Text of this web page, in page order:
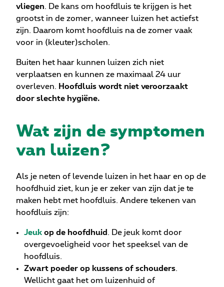
vliegen. De kans om hoofdluis te krijgen is het
grootst in de zomer, wanneer luizen het actiefst
zijn. Daarom komt hoofdluis na de zomer vaak
voor in (kleuter)scholen.
Buiten het haar kunnen luizen zich niet
verplaatsen en kunnen ze maximaal 24 uur
overleven. Hoofdluis wordt niet veroorzaakt
door slechte hygiëne.
Wat zijn de symptomen
van luizen?
Als je neten of levende luizen in het haar en op de
hoofdhuid ziet, kun je er zeker van zijn dat je te
maken hebt met hoofdluis. Andere tekenen van
hoofdluis zijn:
Jeuk op de hoofdhuid . De jeuk komt door
overgevoeligheid voor het speeksel van de
hoofdluis.
Zwart poeder op kussens of schouders.
Wellicht gaat het om luizenhuid of